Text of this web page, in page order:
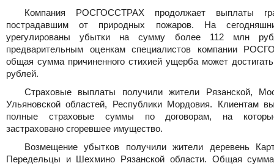
Компания РОСГОССТРАХ продолжает выплаты
пострадавшим от природных пожаров. На
урегулированы убытки на сумму более 112 млн
предварительным оценкам специалистов компании
общая сумма причиненного стихией ущерба может
рублей.
Страховые выплаты получили жители Рязанской,
Ульяновской областей, Республики Мордовия. Клиентам
полные страховые суммы по договорам, на
застраховано сгоревшее имущество.
Возмещение убытков получили жители деревень
Передельцы и Шехмино Рязанской области. Общая